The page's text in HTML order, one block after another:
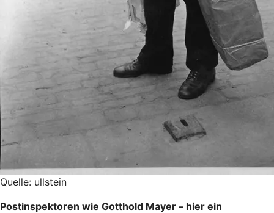
Quelle: ullstein
Postinspektoren wie Gotthold Mayer – hier ein